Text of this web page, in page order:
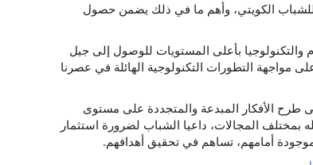
للشباب الكويتي، وأهم ما في ذلك يضمن حصول
بأعلى المستويات للوصول إلى جيل
مواجهة التطورات التكنولوجية الهائلة في عصرنا
طرح الأفكار المبدعة والمتجددة على مستوى
بمختلف المجالات، داعيا الشباب لضرورة استثمار
أمامهم، تساهم في تحقيق أهدافهم.